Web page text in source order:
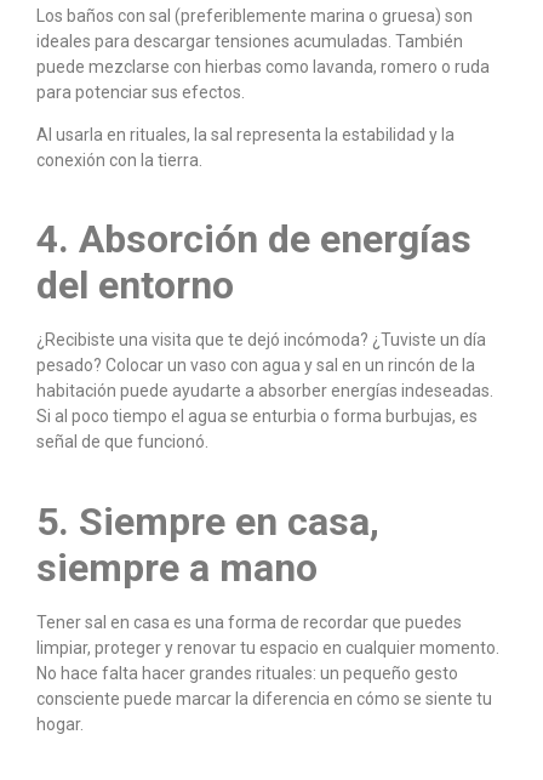
Los baños con sal (preferiblemente marina o gruesa) son
ideales para descargar tensiones acumuladas. También
puede mezclarse con hierbas como lavanda, romero o ruda
para potenciar sus efectos.
Al usarla en rituales, la sal representa la estabilidad y la
conexión con la tierra.
4. Absorción de energías
del entorno
¿Recibiste una visita que te dejó incómoda? ¿Tuviste un día
pesado? Colocar un vaso con agua y sal en un rincón de la
habitación puede ayudarte a absorber energías indeseadas.
Si al poco tiempo el agua se enturbia o forma burbujas, es
señal de que funcionó.
5. Siempre en casa,
siempre a mano
Tener sal en casa es una forma de recordar que puedes
limpiar, proteger y renovar tu espacio en cualquier momento.
No hace falta hacer grandes rituales: un pequeño gesto
consciente puede marcar la diferencia en cómo se siente tu
hogar.